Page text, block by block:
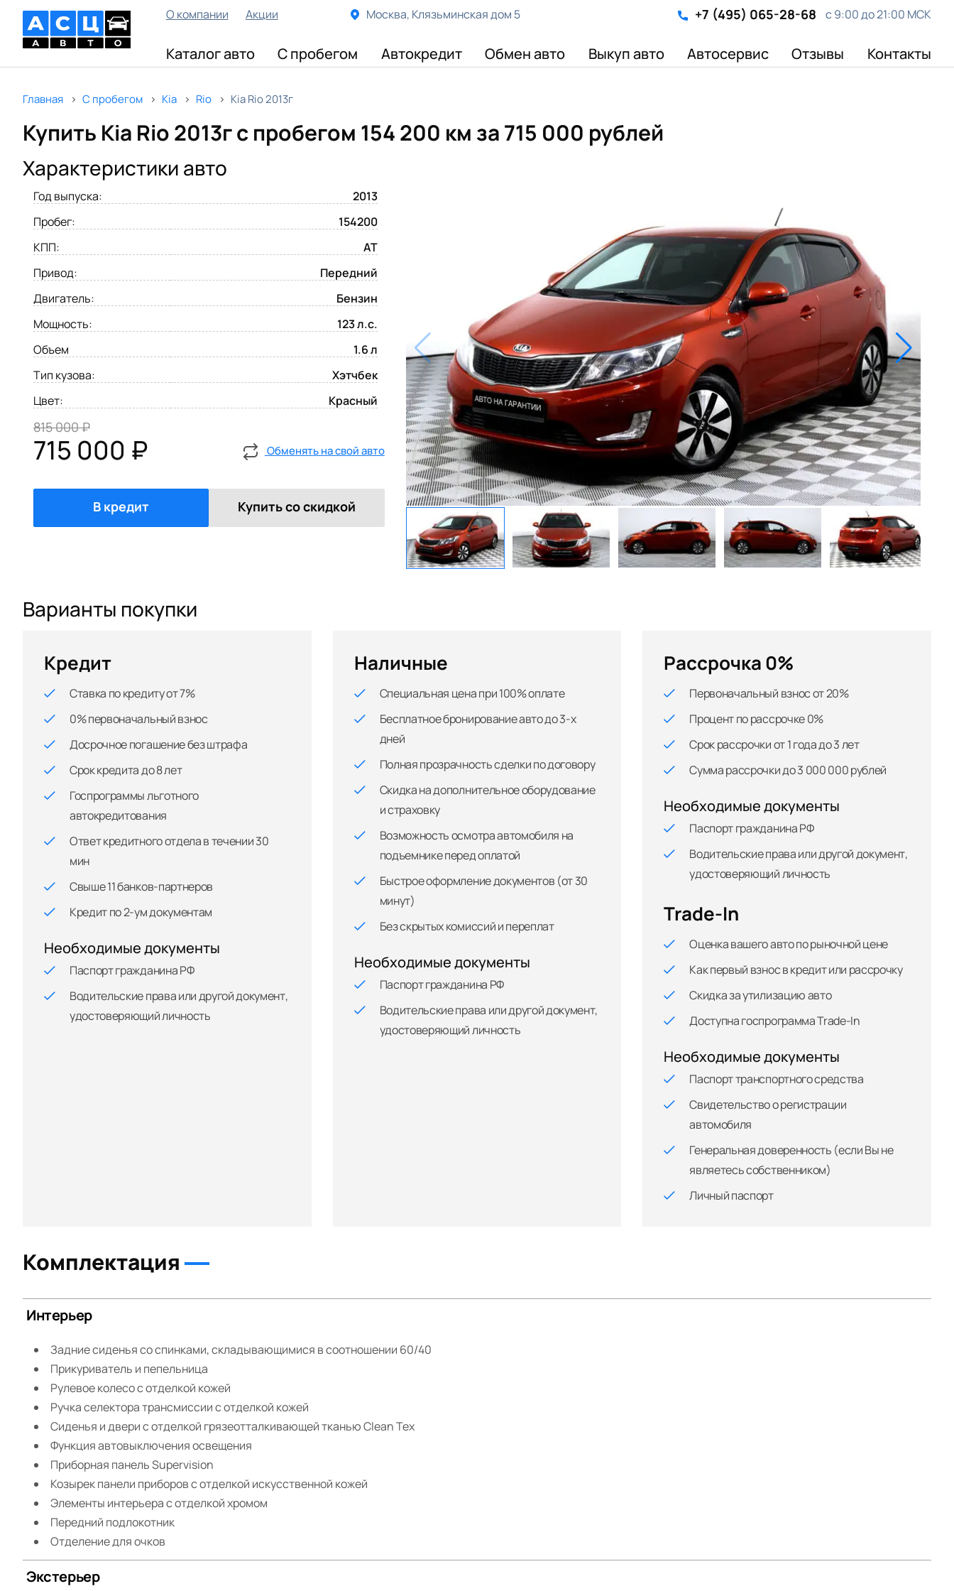
О компании Акции Москва, Клязьминская дом 5 +7 (495) 065-28-68 с 9:00 до 21:00 МСК
Каталог авто С пробегом Автокредит Обмен авто Выкуп авто Автосервис Отзывы Контакты
Главная С пробегом Kia Rio Kia Rio 2013г
Купить Kia Rio 2013г с пробегом 154 200 км за 715 000 рублей
Характеристики авто
Год выпуска:
2013
Пробег:
154200
КПП:
AT
Привод:
Передний
Двигатель:
Бензин
Мощность:
123 л.с.
Объем
1.6 л
Тип кузова:
Хэтчбек
Цвет:
Красный
815 000 ₽
715 000 ₽ Обменять на свой авто
В кредит Купить со скидкой
Варианты покупки
Кредит
Ставка по кредиту от 7%
0% первоначальный взнос
Досрочное погашение без штрафа
Срок кредита до 8 лет
Госпрограммы льготного
автокредитования
Ответ кредитного отдела в течении 30
мин
Свыше 11 банков-партнеров
Кредит по 2-ум документам
Необходимые документы
Паспорт гражданина РФ
Водительские права или другой документ,
удостоверяющий личность
Наличные
Специальная цена при 100% оплате
Бесплатное бронирование авто до 3-х
дней
Полная прозрачность сделки по договору
Скидка на дополнительное оборудование
и страховку
Возможность осмотра автомобиля на
подъемнике перед оплатой
Быстрое оформление документов (от 30
минут)
Без скрытых комиссий и переплат
Необходимые документы
Паспорт гражданина РФ
Водительские права или другой документ,
удостоверяющий личность
Рассрочка 0%
Первоначальный взнос от 20%
Процент по рассрочке 0%
Срок рассрочки от 1 года до 3 лет
Сумма рассрочки до 3 000 000 рублей
Необходимые документы
Паспорт гражданина РФ
Водительские права или другой документ,
удостоверяющий личность
Trade-In
Оценка вашего авто по рыночной цене
Как первый взнос в кредит или рассрочку
Скидка за утилизацию авто
Доступна госпрограмма Trade-In
Необходимые документы
Паспорт транспортного средства
Свидетельство о регистрации
автомобиля
Генеральная доверенность (если Вы не
являетесь собственником)
Личный паспорт
Комплектация
Интерьер
Задние сиденья со спинками, складывающимися в соотношении 60/40
Прикуриватель и пепельница
Рулевое колесо с отделкой кожей
Ручка селектора трансмиссии с отделкой кожей
Сиденья и двери с отделкой грязеотталкивающей тканью Clean Tex
Функция автовыключения освещения
Приборная панель Supervision
Козырек панели приборов с отделкой искусственной кожей
Элементы интерьера с отделкой хромом
Передний подлокотник
Отделение для очков
Экстерьер